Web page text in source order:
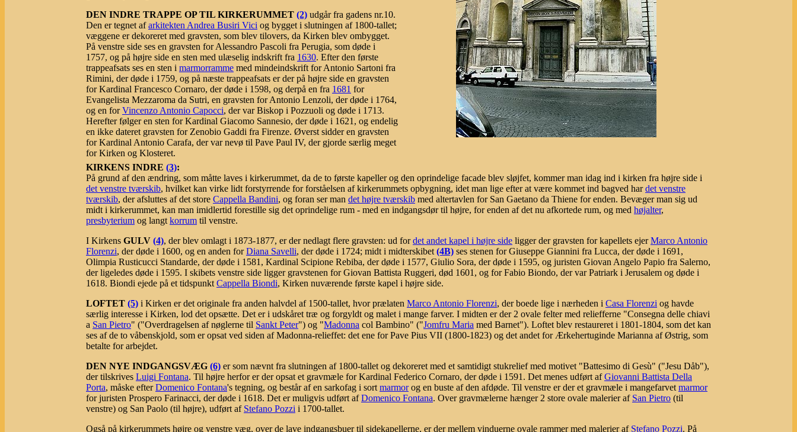
DEN INDRE TRAPPE OP TIL KIRKERUMMET (2) udgår fra gadens nr.10.
Den er tegnet afarkitekten Andrea Busiri Vici og bygget i slutningen af 1800-tallet;
væggene er dekoreret med gravsten, som blev tilovers, da Kirken blev ombygget.
På venstre side ses en gravsten for Alessandro Pascoli fra Perugia, som døde i
1757, og på højre side en sten med ulæselig indskrift fra 1630. Efter den første
trappeafsats ses en sten i marmorramme med mindeindskrift for Antonio Sartoni fra
Rimini, der døde i 1759, og på næste trappeafsats er der på højre side en gravsten
for Kardinal Francesco Cornaro, der døde i 1598, og derpå en fra 1681 for
Evangelista Mezzaroma da Sutri, en gravsten for Antonio Lenzoli, der døde i 1764,
og en forVincenzo Antonio Capocci, der var Biskop i Pozzuoli og døde i 1713.
Herefter følger en sten for Kardinal Giacomo Sannesio, der døde i 1621, og endelig
en ikke dateret gravsten for Zenobio Gaddi fra Firenze. Øverst sidder en gravsten
for Kardinal Antonio Carafa, der var nevø til Pave Paul IV, der gjorde særlig meget
for Kirken og Klosteret.
KIRKENS INDRE (3):
På grund af den ændring, som måtte laves i kirkerummet, da de to første kapeller og den oprindelige facade blev sløjfet, kommer man idag ind i kirken fra højre side i
det venstre tværskib, hvilket kan virke lidt forstyrrende for forståelsen af kirkerummets opbygning, idet man lige efter at være kommet ind bagved hardet venstre
tværskib, der afsluttes af det store Cappella Bandini, og foran ser man det højre tværskib med altertavlen for San Gaetano da Thiene for enden. Bevæger man sig ud
midt i kirkerummet, kan man imidlertid forestille sig det oprindelige rum - med en indgangsdør til højre, for enden af det nu afkortede rum, og med højalter,
presbyterium og langt korrum til venstre.
I Kirkens GULV (4), der blev omlagt i 1873-1877, er der nedlagt flere gravsten: ud fordet andet kapel i højre side ligger der gravsten for kapellets ejerMarco Antonio
Florenzi, der døde i 1600, og en anden forDiana Savelli, der døde i 1724; midt i midterskibet (4B) ses stenen for Giuseppe Giannini fra Lucca, der døde i 1691,
Olimpia Rusticucci Standarde, der døde i 1581, Kardinal Scipione Rebiba, der døde i 1577, Giulio Sora, der døde i 1595, og juristen Giovan Angelo Papio fra Salerno,
der ligeledes døde i 1595. I skibets venstre side ligger gravstenen for Giovan Battista Ruggeri, død 1601, og for Fabio Biondo, der var Patriark i Jerusalem og døde i
1618. Biondi ejede på et tidspunkt Cappella Biondi, Kirken nuværende første kapel i højre side.
LOFTET (5) i Kirken er det originale fra anden halvdel af 1500-tallet, hvor prælaten Marco Antonio Florenzi, der boede lige i nærheden i Casa Florenzi og havde
særlig interesse i Kirken, lod det opsætte. Det er i udskåret træ og forgyldt og malet i mange farver. I midten er der 2 ovale felter med reliefferne "Consegna delle chiavi
a San Pietro" ("Overdragelsen af nøglerne til Sankt Peter") og "Madonna col Bambino" ("Jomfru Maria med Barnet"). Loftet blev restaureret i 1801-1804, som det kan
ses af de to våbenskjold, som er opsat ved siden af Madonna-relieffet: det ene for Pave Pius VII (1800-1823) og det andet for Ærkehertuginde Marianna af Østrig, som
betalte for arbejdet.
DEN NYE INDGANGSVÆG (6) er som nævnt fra slutningen af 1800-tallet og dekoreret med et samtidigt stukrelief med motivet "Battesimo di Gesù" ("Jesu Dåb"),
der tilskrives Luigi Fontana. Til højre herfor er der opsat et gravmæle for Kardinal Federico Cornaro, der døde i 1591. Det menes udført afGiovanni Battista Della
Porta, måske efterDomenico Fontana's tegning, og består af en sarkofag i sort marmorog en buste af den afdøde. Til venstre er der et gravmæle i mangefarvet marmor
for juristen Prospero Farinacci, der døde i 1618. Det er muligvis udført afDomenico Fontana. Over gravmælerne hænger 2 store ovale malerier af San Pietro (til
venstre) og San Paolo (til højre), udført af Stefano Pozzi i 1700-tallet.
Også på kirkerummets højre og venstre væg, over de lave indgangsbuer til sidekapellerne, er der mellem vinduerne ovale rammer med malerier af Stefano Pozzi. På